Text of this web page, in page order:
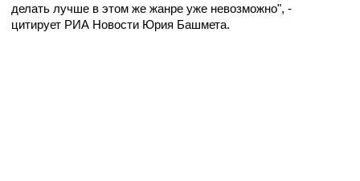
делать лучше в этом же жанре уже невозможно", -
цитирует РИА Новости Юрия Башмета.